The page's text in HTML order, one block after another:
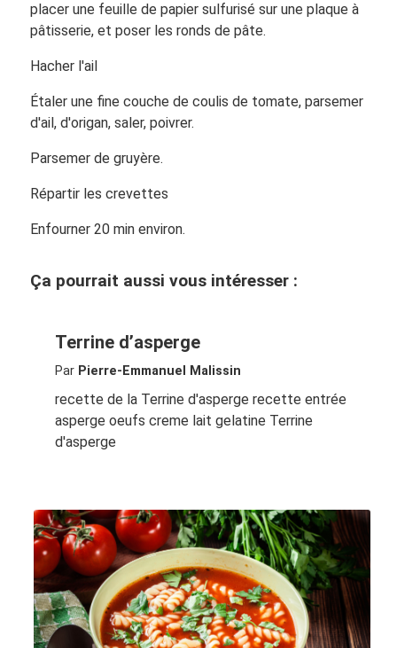
placer une feuille de papier sulfurisé sur une plaque à
pâtisserie, et poser les ronds de pâte.
Hacher l'ail
Étaler une fine couche de coulis de tomate, parsemer
d'ail, d'origan, saler, poivrer.
Parsemer de gruyère.
Répartir les crevettes
Enfourner 20 min environ.
Ça pourrait aussi vous intéresser :
Terrine d’asperge
Par Pierre-Emmanuel Malissin
recette de la Terrine d'asperge recette entrée
asperge oeufs creme lait gelatine Terrine
d'asperge